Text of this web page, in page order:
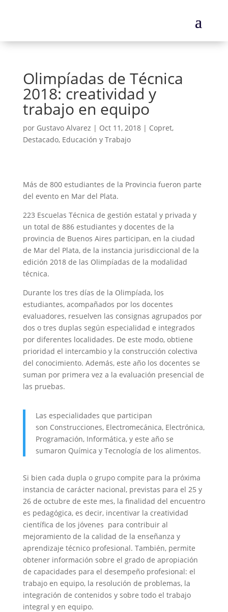
Olimpíadas de Técnica
2018: creatividad y
trabajo en equipo
por Gustavo Alvarez | Oct 11, 2018| Copret,
Destacado, Educación y Trabajo
Más de 800 estudiantes de la Provincia fueron parte
del evento en Mar del Plata.
223 Escuelas Técnica de gestión estatal y privada y
un total de 886 estudiantes y docentes de la
provincia de Buenos Aires participan, en la ciudad
de Mar del Plata, de la instancia jurisdiccional de la
edición 2018 de las Olimpíadas de la modalidad
técnica.
Durante los tres días de la Olimpíada, los
estudiantes, acompañados por los docentes
evaluadores, resuelven las consignas agrupados por
dos o tres duplas según especialidad e integrados
por diferentes localidades. De este modo, obtiene
prioridad el intercambio y la construcción colectiva
del conocimiento. Además, este año los docentes se
suman por primera vez a la evaluación presencial de
las pruebas.
Las especialidades que participan
son Construcciones, Electromecánica, Electrónica,
Programación, Informática, y este año se
sumaron Química y Tecnología de los alimentos.
Si bien cada dupla o grupo compite para la próxima
instancia de carácter nacional, previstas para el 25 y
26 de octubre de este mes, la finalidad del encuentro
es pedagógica, es decir, incentivar la creatividad
científica de los jóvenes para contribuir al
mejoramiento de la calidad de la enseñanza y
aprendizaje técnico profesional. También, permite
obtener información sobre el grado de apropiación
de capacidades para el desempeño profesional: el
trabajo en equipo, la resolución de problemas, la
integración de contenidos y sobre todo el trabajo
integral y en equipo.